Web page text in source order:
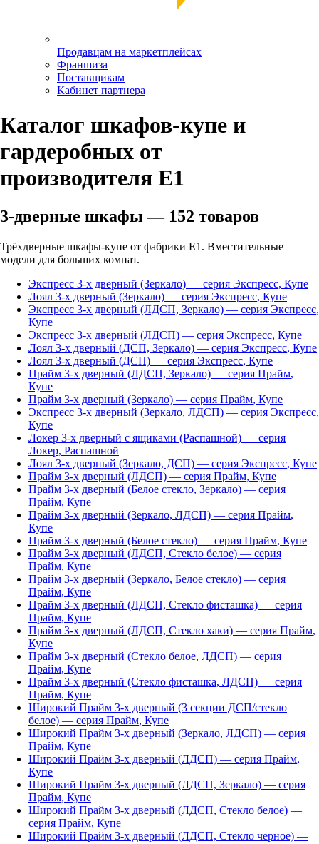
Продавцам на маркетплейсах
Франшиза
Поставщикам
Кабинет партнера
Каталог шкафов-купе и
гардеробных от
производителя Е1
3-дверные шкафы — 152 товаров
Трёхдверные шкафы-купе от фабрики Е1. Вместительные
модели для больших комнат.
Экспресс 3-х дверный (Зеркало) — серия Экспресс, Купе
Лоял 3-х дверный (Зеркало) — серия Экспресс, Купе
Экспресс 3-х дверный (ЛДСП, Зеркало) — серия Экспресс,
Купе
Экспресс 3-х дверный (ЛДСП) — серия Экспресс, Купе
Лоял 3-х дверный (ДСП, Зеркало) — серия Экспресс, Купе
Лоял 3-х дверный (ДСП) — серия Экспресс, Купе
Прайм 3-х дверный (ЛДСП, Зеркало) — серия Прайм,
Купе
Прайм 3-х дверный (Зеркало) — серия Прайм, Купе
Экспресс 3-х дверный (Зеркало, ЛДСП) — серия Экспресс,
Купе
Локер 3-х дверный с ящиками (Распашной) — серия
Локер, Распашной
Лоял 3-х дверный (Зеркало, ДСП) — серия Экспресс, Купе
Прайм 3-х дверный (ЛДСП) — серия Прайм, Купе
Прайм 3-х дверный (Белое стекло, Зеркало) — серия
Прайм, Купе
Прайм 3-х дверный (Зеркало, ЛДСП) — серия Прайм,
Купе
Прайм 3-х дверный (Белое стекло) — серия Прайм, Купе
Прайм 3-х дверный (ЛДСП, Стекло белое) — серия
Прайм, Купе
Прайм 3-х дверный (Зеркало, Белое стекло) — серия
Прайм, Купе
Прайм 3-х дверный (ЛДСП, Стекло фисташка) — серия
Прайм, Купе
Прайм 3-х дверный (ЛДСП, Стекло хаки) — серия Прайм,
Купе
Прайм 3-х дверный (Стекло белое, ЛДСП) — серия
Прайм, Купе
Прайм 3-х дверный (Стекло фисташка, ЛДСП) — серия
Прайм, Купе
Широкий Прайм 3-х дверный (3 секции ДСП/стекло
белое) — серия Прайм, Купе
Широкий Прайм 3-х дверный (Зеркало, ЛДСП) — серия
Прайм, Купе
Широкий Прайм 3-х дверный (ЛДСП) — серия Прайм,
Купе
Широкий Прайм 3-х дверный (ЛДСП, Зеркало) — серия
Прайм, Купе
Широкий Прайм 3-х дверный (ЛДСП, Стекло белое) —
серия Прайм, Купе
Широкий Прайм 3-х дверный (ЛДСП, Стекло черное) —